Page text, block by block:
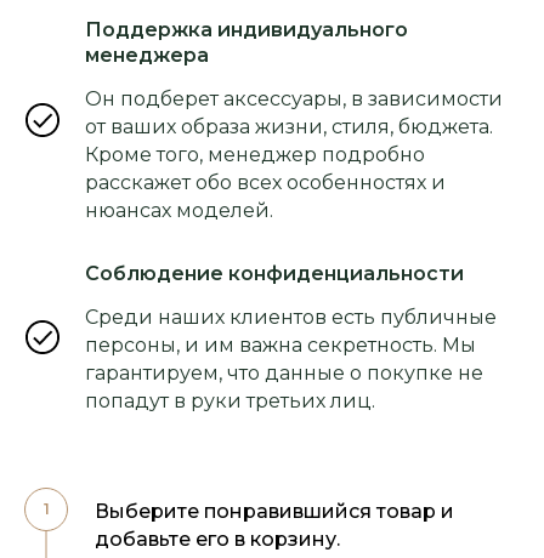
Поддержка индивидуального
менеджера
Он подберет аксессуары, в зависимости
от ваших образа жизни, стиля, бюджета.
Кроме того, менеджер подробно
расскажет обо всех особенностях и
нюансах моделей.
Соблюдение конфиденциальности
Среди наших клиентов есть публичные
персоны, и им важна секретность. Мы
гарантируем, что данные о покупке не
попадут в руки третьих лиц.
Выберите понравившийся товар и
добавьте его в корзину.